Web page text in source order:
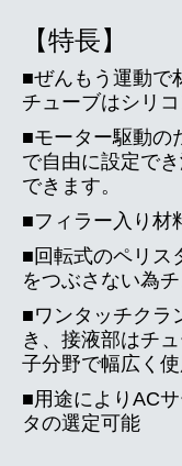
お問合せ
【特長】
■ぜんもう運動で
チューブはシリ
■モーター駆動の
で自由に設定でき
できます。
■フィラー入り材
■ 回転式のペリス
をつぶさない為
■ワンタッチクラ
き、 接液部はチ
子分野で幅広く
■用途によりAC
タの選定可能